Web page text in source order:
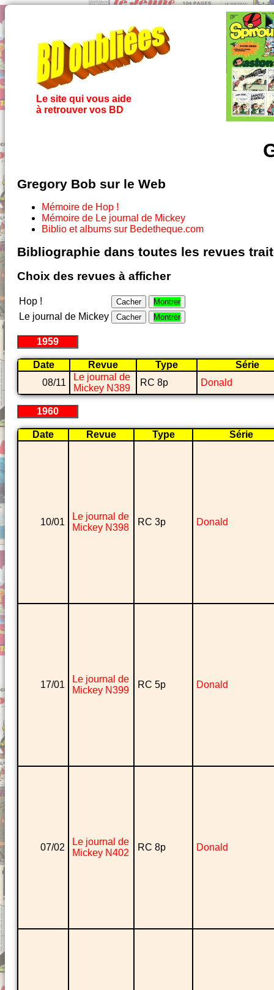
Le site qui vous aide
à retrouver vos BD
Gregory Bob sur le Web
Mémoire de Hop !
Mémoire de Le journal de Mickey
Biblio et albums sur Bedetheque.com
Bibliographie dans toutes les revues
Choix des revues à afficher
Hop ! Cacher Montrer
Le journal de Mickey Cacher Montrer
1959
Date Revue Type
Série
08/11
Le journal de
Mickey N389
RC 8p Donald
1960
Date Revue Type Série
10/01
Le journal de
Mickey N398
RC 3p Donald
17/01
Le journal de
Mickey N399
RC 5p Donald
07/02
Le journal de
Mickey N402
RC 8p Donald